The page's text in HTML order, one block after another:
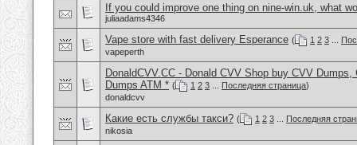
If you could improve one thing on nine-win.uk, what
juliaadams4346
Vape store with fast delivery Esperance ( 1 2 3
vapeperth
DonaldCVV.CC - Donald CVV Shop buy CVV
Dumps ATM * ( 1 2 3 Последняя страница)
donaldcvv
Какие есть службы такси? ( 1 2 3
Последняя
nikosia